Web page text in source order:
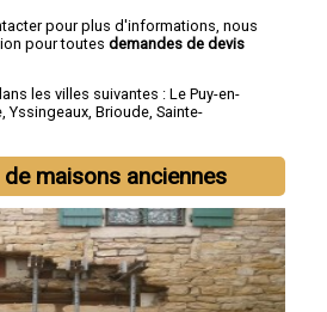
pour plus d'informations, nous
pour toutes demandes de devis
les villes suivantes : Le Puy-en-
, Yssingeaux, Brioude, Sainte-
de maisons anciennes